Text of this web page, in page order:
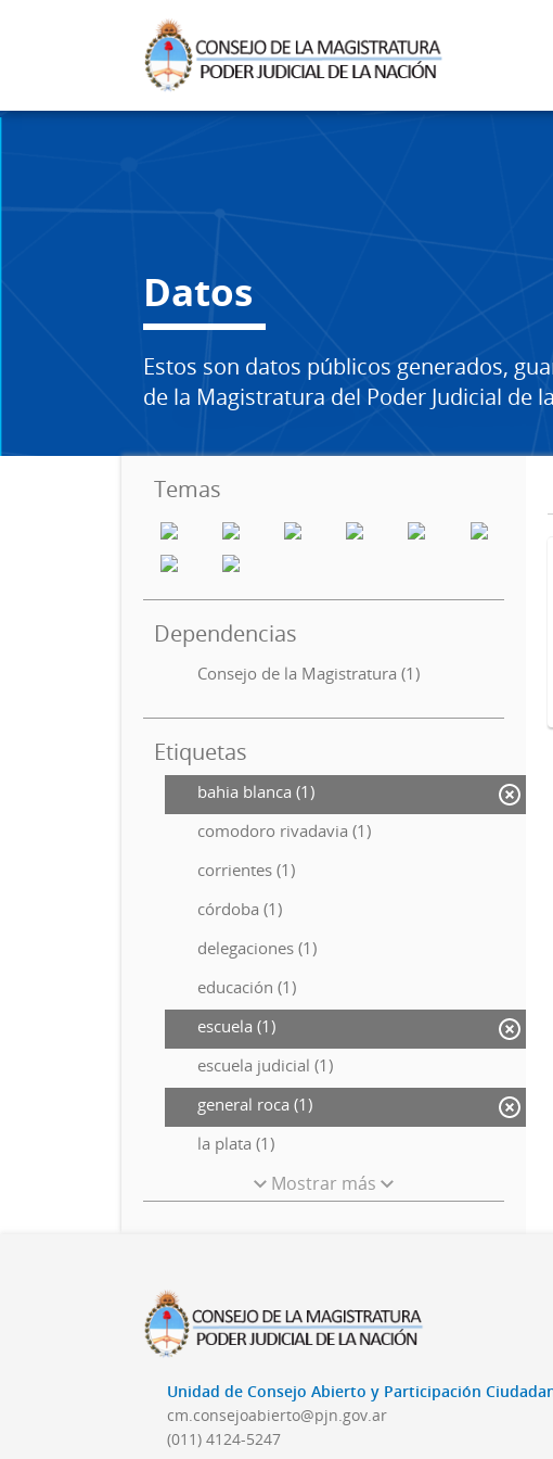
Datos
Estos son datos públicos generados,
de la Magistratura del Poder Judicial de
Temas
Dependencias
Consejo de la Magistratura (1)
Etiquetas
bahia blanca (1)
comodoro rivadavia (1)
corrientes (1)
córdoba (1)
delegaciones (1)
educación (1)
escuela (1)
escuela judicial (1)
general roca (1)
la plata (1)
Mostrar más
Unidad de Consejo Abierto y Participación
cm.consejoabierto@pjn.gov.ar
(011) 4124-5247